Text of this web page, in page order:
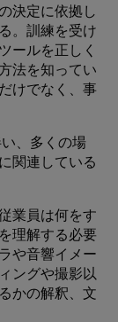
決定に依拠し
。訓練を受け
ールを正しく
法を知ってい
けでなく、事
、多くの場
関連している
業員は何をす
理解する必要
や音響イメー
ングや撮影以
かの解釈、文